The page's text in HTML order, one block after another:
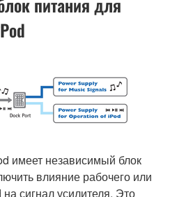
имеет независимый блок
влияние рабочего или
сигнал усилителя. Это